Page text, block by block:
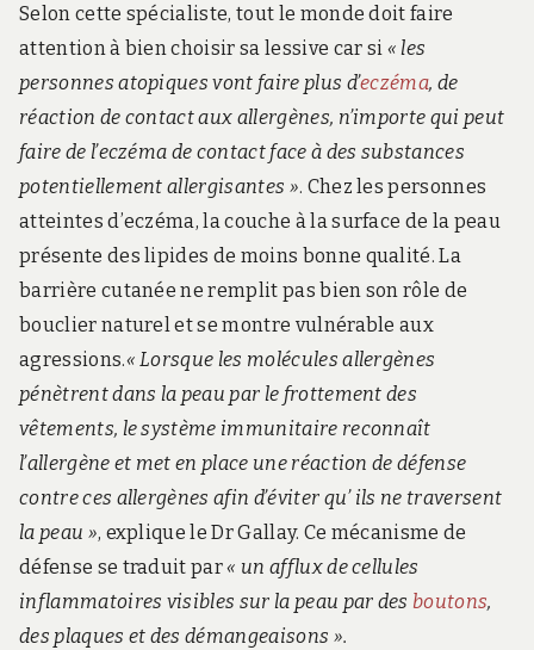
Selon cette spécialiste, tout le monde doit faire
attention à bien choisir sa lessive car si « les
personnes atopiques vont faire plus d’eczéma, de
réaction de contact aux allergènes, n’importe qui peut
faire de l’eczéma de contact face à des substances
potentiellement allergisantes ». Chez les personnes
atteintes d’eczéma, la couche à la surface de la peau
présente des lipides de moins bonne qualité. La
barrière cutanée ne remplit pas bien son rôle de
bouclier naturel et se montre vulnérable aux
agressions.« Lorsque les molécules allergènes
pénètrent dans la peau par le frottement des
vêtements, le système immunitaire reconnaît
l’allergène et met en place une réaction de défense
contre ces allergènes afin d’éviter qu’ ils ne traversent
la peau », explique le Dr Gallay. Ce mécanisme de
défense se traduit par« un afflux de cellules
inflammatoires visibles sur la peau par des boutons,
des plaques et des démangeaisons ».